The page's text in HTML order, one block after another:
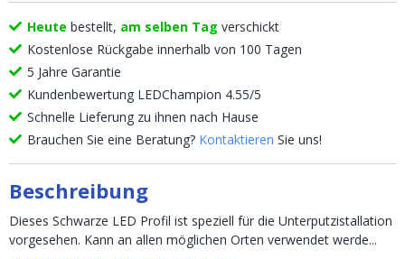
Heute bestellt, am selben Tag verschickt
Kostenlose Rückgabe innerhalb von 100 Tagen
5 Jahre Garantie
Kundenbewertung LEDChampion 4.55/5
Schnelle Lieferung zu ihnen nach Hause
Brauchen Sie eine Beratung? Kontaktieren Sie uns!
Beschreibung
Dieses Schwarze LED Profil ist speziell für die Unterputzistallation
vorgesehen. Kann an allen möglichen Orten verwendet werde...